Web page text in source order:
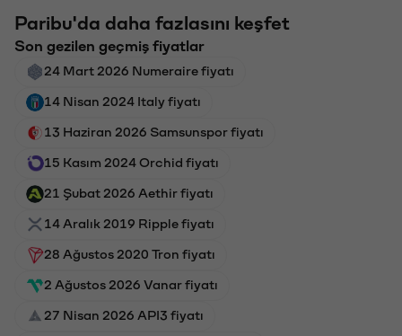
Paribu'da daha fazlasını keşfet
Son gezilen geçmiş fiyatlar
24 Mart 2026 Numeraire fiyatı
14 Nisan 2024 Italy fiyatı
13 Haziran 2026 Samsunspor fiyatı
15 Kasım 2024 Orchid fiyatı
21 Şubat 2026 Aethir fiyatı
14 Aralık 2019 Ripple fiyatı
28 Ağustos 2020 Tron fiyatı
2 Ağustos 2026 Vanar fiyatı
27 Nisan 2026 API3 fiyatı